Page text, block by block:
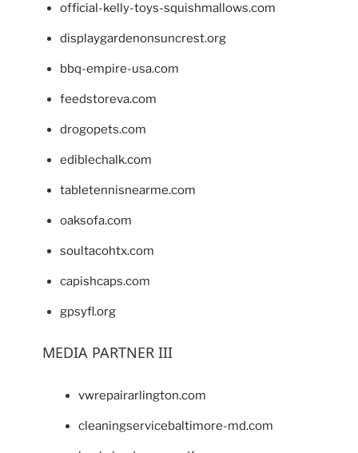
official-kelly-toys-squishmallows.com
displaygardenonsuncrest.org
bbq-empire-usa.com
feedstoreva.com
drogopets.com
ediblechalk.com
tabletennisnearme.com
oaksofa.com
soultacohtx.com
capishcaps.com
gpsyfl.org
MEDIA PARTNER III
vwrepairarlington.com
cleaningservicebaltimore-md.com